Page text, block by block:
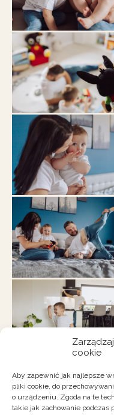
cookie
Aby zapewnić jak najlepsze
pliki cookie, do
o urządzeniu. Zgoda na te
takie jak zachowanie